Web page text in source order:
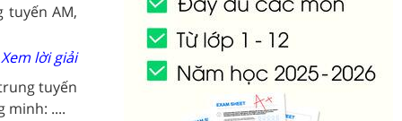
tuyến AM,
Xem lời giải
tuyến
minh: ....